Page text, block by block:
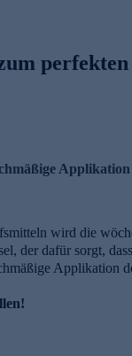
Applikation
wird die
der dafür sorgt,
Applikation